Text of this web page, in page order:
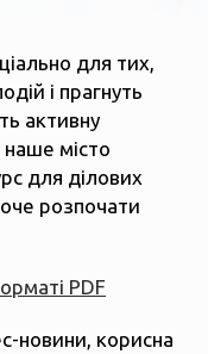
для тих,
і прагнуть
активну
місто
для ділових
розпочати
PDF
новини, корисна